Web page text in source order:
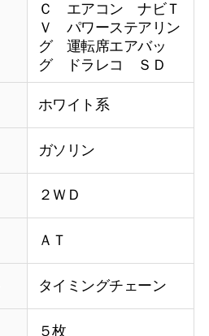
Ｃ エアコン ナビＴ
Ｖ パワーステアリン
グ 運転席エアバッ
グ ドラレコ ＳＤ
ホワイト系
ガソリン
２ＷＤ
ＡＴ
タイミングチェーン
５枚